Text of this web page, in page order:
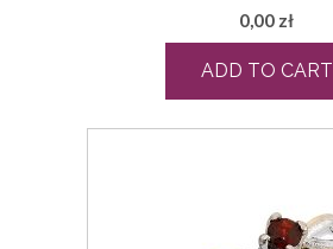
0,00 zł
ADD TO CART